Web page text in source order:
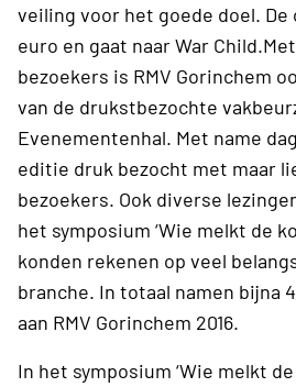
veiling voor het goede doel. De
euro en gaat naar War
bezoekers is RMV Gorinchem
van de drukstbezochte
Evenementenhal. Met name
editie druk bezocht met maar
bezoekers. Ook diverse
het symposium ‘Wie melkt de
konden rekenen op veel
branche. In totaal namen bijna
aan RMV Gorinchem 2016.
In het symposium ‘Wie melkt